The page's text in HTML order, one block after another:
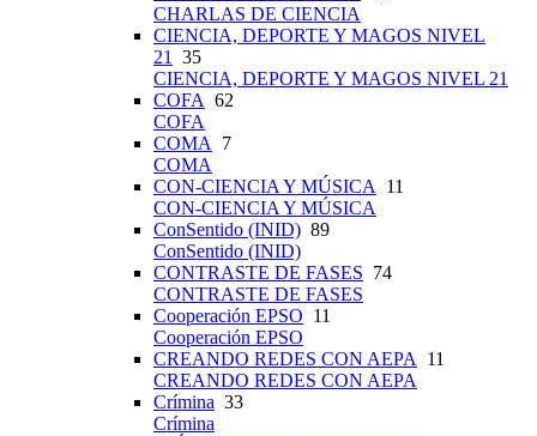
CHARLAS DE CIENCIA
CIENCIA, DEPORTE Y MAGOS NIVEL
21
35
CIENCIA, DEPORTE Y MAGOS NIVEL 21
COFA 62
COFA
COMA
7
COMA
CON-CIENCIA Y MÚSICA
11
CON-CIENCIA Y MÚSICA
ConSentido (INID) 89
ConSentido (INID)
CONTRASTE DE FASES 74
CONTRASTE DE FASES
Cooperación EPSO 11
Cooperación EPSO
CREANDO REDES CON AEPA
11
CREANDO REDES CON AEPA
Crímina 33
Crímina